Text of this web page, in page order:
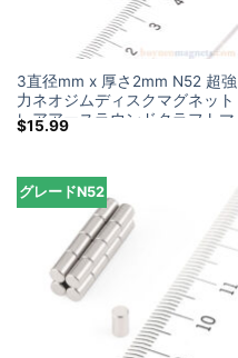
3直径mm x 厚さ2mm N52 超強
力ネオジムディスクマグネット
レアアースラウンドクラフトマ
グネット (100 パック)
$15.99
グレードN52